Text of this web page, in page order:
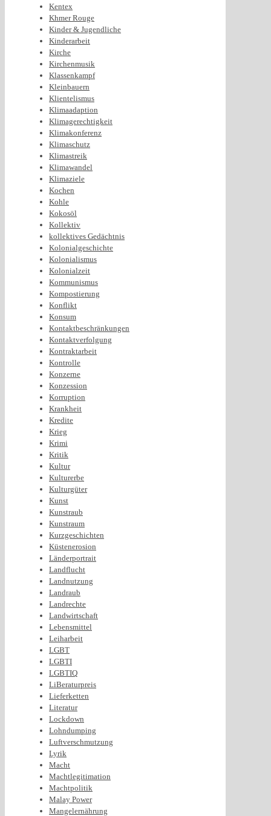
Kentex
Khmer Rouge
Kinder & Jugendliche
Kinderarbeit
Kirche
Kirchenmusik
Klassenkampf
Kleinbauern
Klientelismus
Klimaadaption
Klimagerechtigkeit
Klimakonferenz
Klimaschutz
Klimastreik
Klimawandel
Klimaziele
Kochen
Kohle
Kokosöl
Kollektiv
kollektives Gedächtnis
Kolonialgeschichte
Kolonialismus
Kolonialzeit
Kommunismus
Kompostierung
Konflikt
Konsum
Kontaktbeschränkungen
Kontaktverfolgung
Kontraktarbeit
Kontrolle
Konzerne
Konzession
Korruption
Krankheit
Kredite
Krieg
Krimi
Kritik
Kultur
Kulturerbe
Kulturgüter
Kunst
Kunstraub
Kunstraum
Kurzgeschichten
Küstenerosion
Länderportrait
Landflucht
Landnutzung
Landraub
Landrechte
Landwirtschaft
Lebensmittel
Leiharbeit
LGBT
LGBTI
LGBTIQ
LiBeraturpreis
Lieferketten
Literatur
Lockdown
Lohndumping
Luftverschmutzung
Lyrik
Macht
Machtlegitimation
Machtpolitik
Malay Power
Mangelernährung